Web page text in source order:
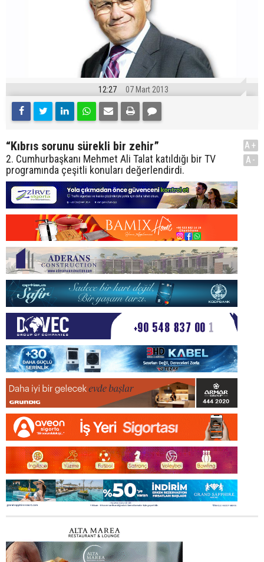
12:27 07 Mart 2013
“Kıbrıs sorunu sürekli bir zehir”
2. Cumhurbaşkanı Mehmet Ali Talat katıldığı bir TV
programında çeşitli konuları değerlendirdi.
A+
A-